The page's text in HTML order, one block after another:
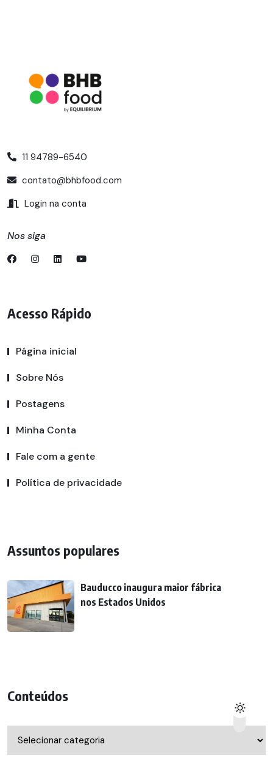
11 94789-6540
contato@bhbfood.com
Login na conta
Nos siga
Acesso Rápido
Página inicial
Sobre Nós
Postagens
Minha Conta
Fale com a gente
Política de privacidade
Assuntos populares
Bauducco inaugura maior fábrica
nos Estados Unidos
Conteúdos
Conteúdos